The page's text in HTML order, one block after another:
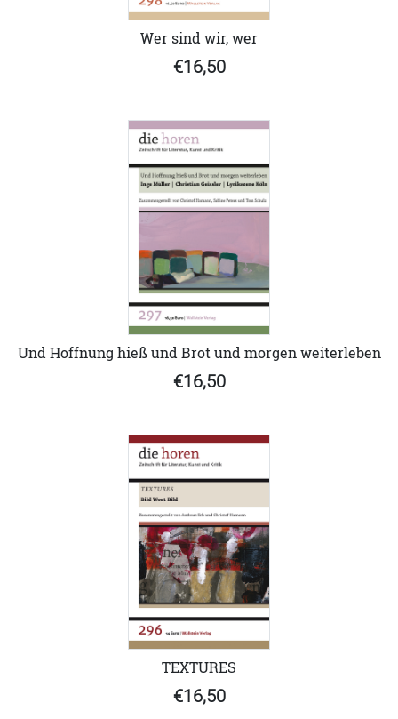
Wer sind wir, wer
€16,50
Und Hoffnung hieß und Brot und morgen weiterleben
€16,50
TEXTURES
€16,50